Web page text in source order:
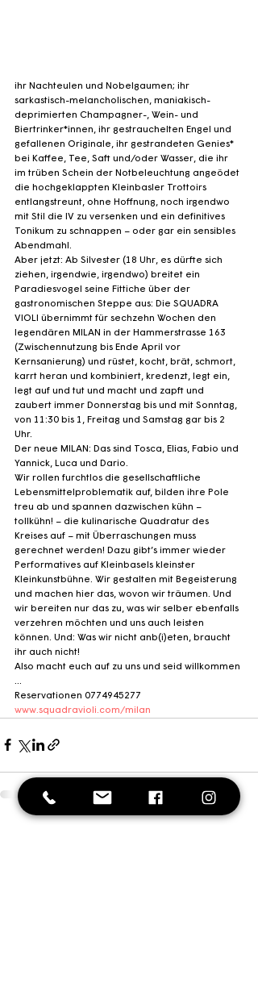
ihr Nachteulen und Nobelgaumen; ihr
sarkastisch-melancholischen, maniakisch-
deprimierten Champagner-, Wein- und
Biertrinker*innen, ihr gestrauchelten Engel und
gefallenen Originale, ihr gestrandeten Genies*
bei Kaffee, Tee, Saft und/oder Wasser, die ihr
im trüben Schein der Notbeleuchtung angeödet
die hochgeklappten Kleinbasler Trottoirs
entlangstreunt, ohne Hoffnung, noch irgendwo
mit Stil die IV zu versenken und ein definitives
Tonikum zu schnappen – oder gar ein sensibles
Abendmahl.
Aber jetzt: Ab Silvester (18 Uhr, es dürfte sich
ziehen, irgendwie, irgendwo) breitet ein
Paradiesvogel seine Fittiche über der
gastronomischen Steppe aus: Die SQUADRA
VIOLI übernimmt für sechzehn Wochen den
legendären MILAN in der Hammerstrasse 163
(Zwischennutzung bis Ende April vor
Kernsanierung) und rüstet, kocht, brät, schmort,
karrt heran und kombiniert, kredenzt, legt ein,
legt auf und tut und macht und zapft und
zaubert immer Donnerstag bis und mit Sonntag,
von 11:30 bis 1, Freitag und Samstag gar bis 2
Uhr.
Der neue MILAN: Das sind Tosca, Elias, Fabio und
Yannick, Luca und Dario.
Wir rollen furchtlos die gesellschaftliche
Lebensmittelproblematik auf, bilden ihre Pole
treu ab und spannen dazwischen kühn –
tollkühn! – die kulinarische Quadratur des
Kreises auf – mit Überraschungen muss
gerechnet werden! Dazu gibt’s immer wieder
Performatives auf Kleinbasels kleinster
Kleinkunstbühne. Wir gestalten mit Begeisterung
und machen hier das, wovon wir träumen. Und
wir bereiten nur das zu, was wir selber ebenfalls
verzehren möchten und uns auch leisten
können. Und: Was wir nicht anb(i)eten, braucht
ihr auch nicht!
Also macht euch auf zu uns und seid willkommen
...
Reservationen 0774945277
www.squadravioli.com/milan